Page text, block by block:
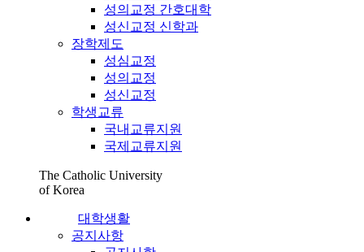
성의교정 간호대학
성신교정 신학과
장학제도
성심교정
성의교정
성신교정
학생교류
국내교류지원
국제교류지원
The Catholic University
of Korea
대학생활
공지사항